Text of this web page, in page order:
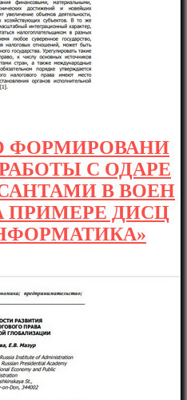
ФОРМИРОВАНИ
С ОДАРЕ
В ВОЕН
ПРИМЕРЕ ДИСЦ